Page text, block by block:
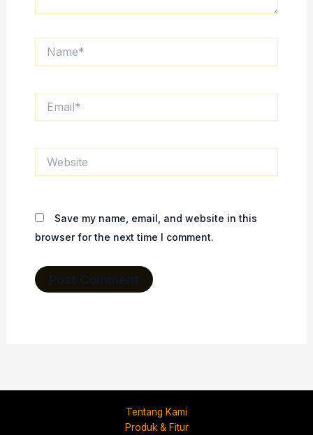
Save my name, email, and website in this
browser for the next time I comment.
Tentang Kami
Produk & Fitur